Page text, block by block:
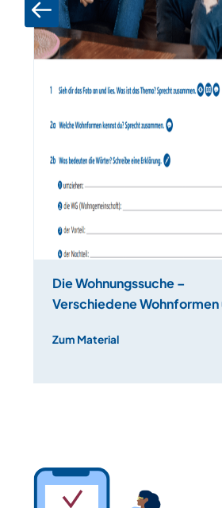
Die Wohnungssuche –
Verschiedene Wohnformen
Zum Material